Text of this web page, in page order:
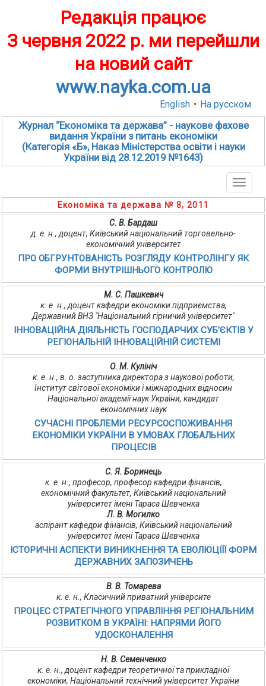
Редакція працює
З червня 2022 р. ми перейшли
на новий сайт
www.nayka.com.ua
English • На русском
Журнал “Економіка та держава” - наукове фахове
видання України з питань економіки
(Категорія «Б», Наказ Міністерства освіти і науки
України від 28.12.2019 №1643)
Toggle
Економіка та держава № 8, 2011
С. В. Бардаш
д. е. н., доцент, Київський національний торговельно-
економічний університет
ПРО ОБГРУНТОВАНІСТЬ РОЗГЛЯДУ КОНТРОЛІНГУ ЯК
ФОРМИ ВНУТРІШНЬОГО КОНТРОЛЮ
М. С. Пашкевич
к. е. н., доцент кафедри економіки підприємства,
Державний ВНЗ "Національний гірничий університет"
ІННОВАЦІЙНА ДІЯЛЬНІСТЬ ГОСПОДАРЧИХ СУБ’ЄКТІВ У
РЕГІОНАЛЬНІЙ ІННОВАЦІЙНІЙ СИСТЕМІ
О. М. Кулініч
к. е. н., в. о. заступника директора з наукової роботи,
Інститут світової економіки і міжнародних відносин
Національної академії наук України, кандидат
економічних наук
СУЧАСНІ ПРОБЛЕМИ РЕСУРСОСПОЖИВАННЯ
ЕКОНОМІКИ УКРАЇНИ В УМОВАХ ГЛОБАЛЬНИХ
ПРОЦЕСІВ
С. Я. Боринець
к. е. н., професор, професор кафедри фінансів,
економічний факультет, Київський національний
університет імені Тараса Шевченка
Л. В. Могилко
аспірант кафедри фінансів, Київський національний
університет імені Тараса Шевченка
ІСТОРИЧНІ АСПЕКТИ ВИНИКНЕННЯ ТА ЕВОЛЮЦІЇЇ ФОРМ
ДЕРЖАВНИХ ЗАПОЗИЧЕНЬ
В. В. Томарева
к. е. н., Класичний приватний університе
ПРОЦЕС СТРАТЕГІЧНОГО УПРАВЛІННЯ РЕГІОНАЛЬНИМ
РОЗВИТКОМ В УКРАЇНІ: НАПРЯМИ ЙОГО
УДОСКОНАЛЕННЯ
Н. В. Семенченко
к. е. н., доцент кафедри теоретичної та прикладної
економіки, Національний технічний університет України